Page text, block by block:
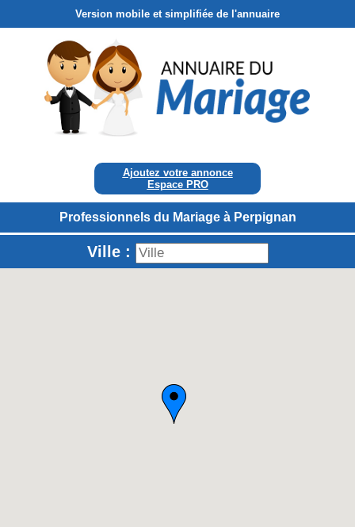
Version mobile et simplifiée de l'annuaire
Ajoutez votre annonce
Espace PRO
Professionnels du Mariage à Perpignan
Ville :